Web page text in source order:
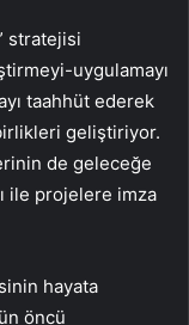
stratejisi
uygulamayı
taahhüt ederek
geliştiriyor.
de geleceğe
ile projelere imza
hayata
öncü